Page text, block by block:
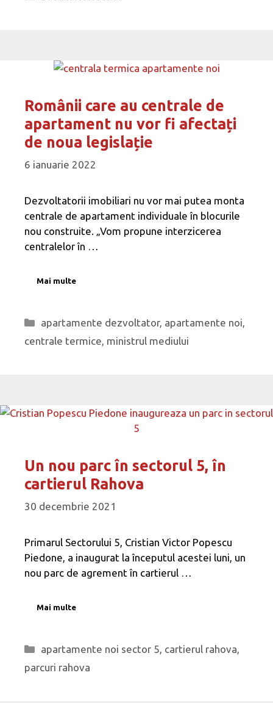
Românii care au centrale de
apartament nu vor fi afectați
de noua legislație
6 ianuarie 2022
Dezvoltatorii imobiliari nu vor mai putea monta
centrale de apartament individuale în blocurile
nou construite. „Vom propune interzicerea
centralelor în …
Mai multe
Categorii
apartamente dezvoltator, apartamente noi,
centrale termice, ministrul mediului
Un nou parc în sectorul 5, în
cartierul Rahova
30 decembrie 2021
Primarul Sectorului 5, Cristian Victor Popescu
Piedone, a inaugurat la începutul acestei luni, un
nou parc de agrement în cartierul …
Mai multe
Categorii
apartamente noi sector 5, cartierul rahova,
parcuri rahova